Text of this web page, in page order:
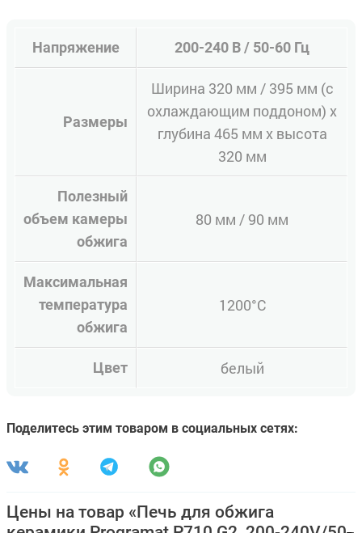
Напряжение 200-240 В / 50-60 Гц
Размеры
Ширина 320 мм / 395 мм (с
охлаждающим поддоном) x
глубина 465 мм x высота
320 мм
Полезный
объем камеры
обжига
80 мм / 90 мм
Максимальная
температура
обжига
1200°C
Цвет белый
Поделитесь этим товаром в социальных сетях:
Цены на товар «Печь для обжига